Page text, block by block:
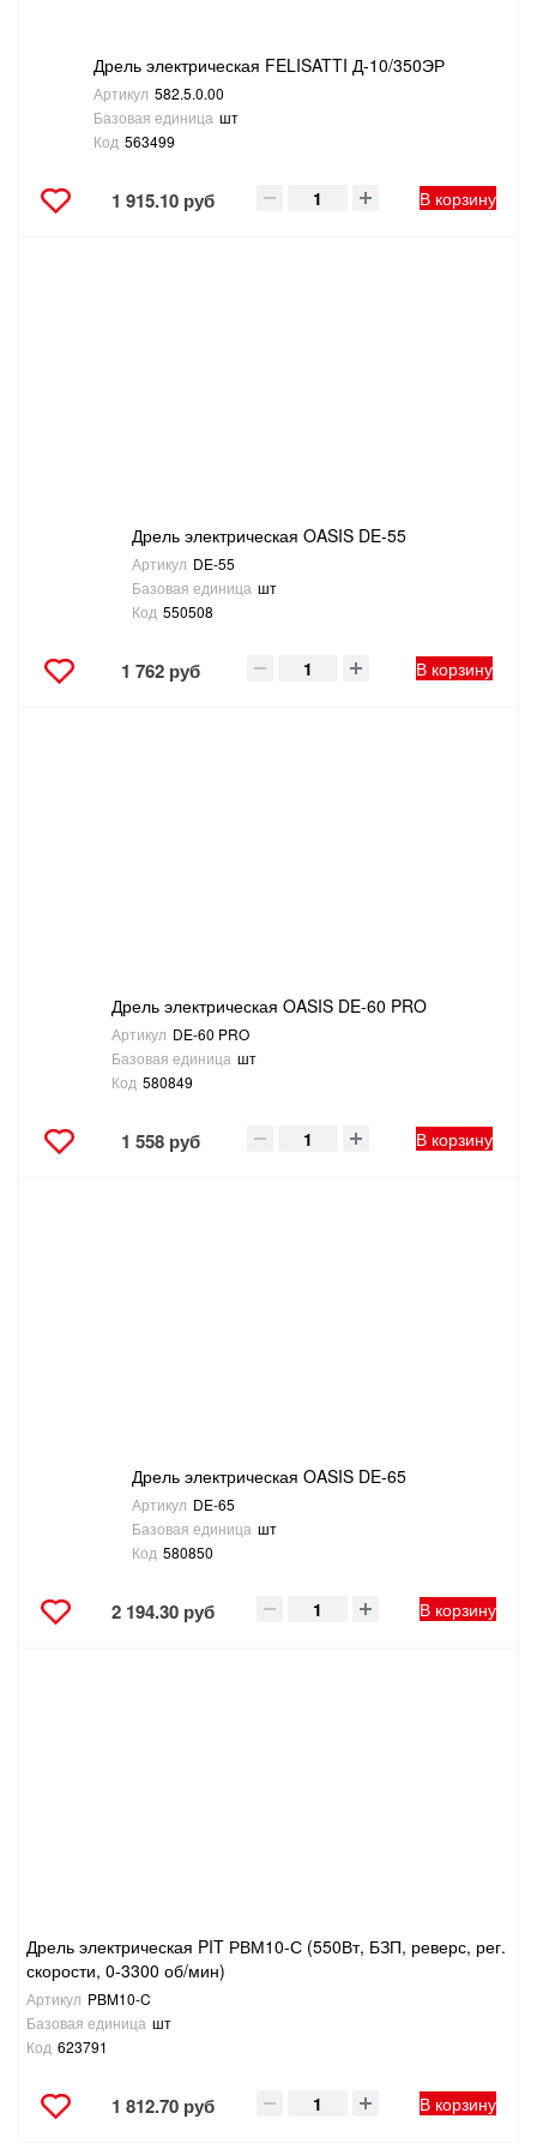
Дрель электрическая FELISATTI Д-10/350ЭР
Артикул 582.5.0.00
Базовая единица шт
Код 563499
1 915.10 руб В корзину
Дрель электрическая OASIS DE-55
Артикул DE-55
Базовая единица шт
Код 550508
1 762 руб В корзину
Дрель электрическая OASIS DE-60 PRO
Артикул DE-60 PRO
Базовая единица шт
Код 580849
1 558 руб В корзину
Дрель электрическая OASIS DE-65
Артикул DE-65
Базовая единица шт
Код 580850
2 194.30 руб В корзину
Дрель электрическая PIT РВМ10-С (550Вт, БЗП, реверс, рег.
скорости, 0-3300 об/мин)
Артикул PBM10-C
Базовая единица шт
Код 623791
1 812.70 руб В корзину